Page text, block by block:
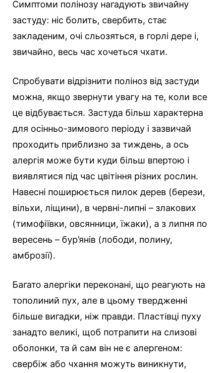
Симптоми полінозу нагадують звичайну
застуду: ніс болить, свербить, стає
закладеним, очі сльозяться, в горлі дере і,
звичайно, весь час хочеться чхати.
Спробувати відрізнити поліноз від застуди
можна, якщо звернути увагу на те, коли все
це відбувається. Застуда більш характерна
для осінньо-зимового періоду і зазвичай
проходить приблизно за тиждень, а ось
алергія може бути куди більш впертою і
виявлятися під час цвітіння різних рослин.
Навесні поширюється пилок дерев (берези,
вільхи, ліщини), в червні-липні – злакових
(тимофіївки, овсянници, їжаки), а з липня по
вересень – бур’янів (лободи, полину,
амброзії).
Багато алергіки переконані, що реагують на
тополиний пух, але в цьому твердженні
більше вигадки, ніж правди. Пластівці пуху
занадто великі, щоб потрапити на слизові
оболонки, та й сам він не є алергеном:
свербіж або чхання можуть виникнути,